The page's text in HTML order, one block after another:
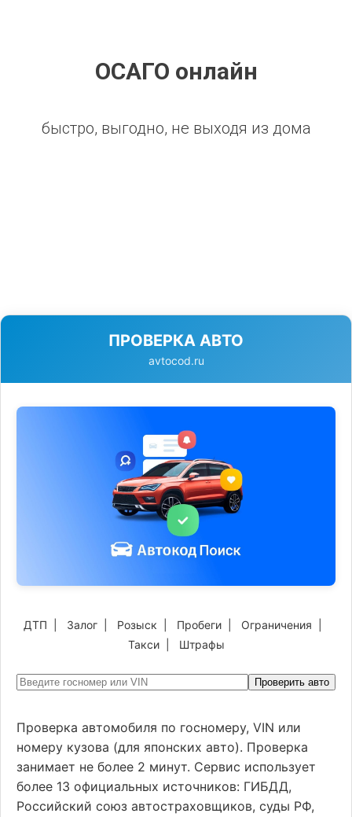
ОСАГО онлайн
быстро, выгодно, не выходя из дома
ПРОВЕРКА АВТО
avtocod.ru
ДТП Залог Розыск Пробеги Ограничения
Такси| Штрафы
Проверить авто
Проверка автомобиля по госномеру, VIN или
номеру кузова (для японских авто). Проверка
занимает не более 2 минут. Сервис использует
более 13 официальных источников: ГИБДД,
Российский союз автостраховщиков, суды РФ,